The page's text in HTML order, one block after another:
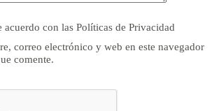
acuerdo con lasPolíticas de Privacidad
correo electrónico y web en este navegador
comente.